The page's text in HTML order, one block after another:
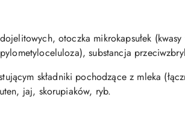
otoczka mikrokapsułek
substancja
składniki pochodzące z mleka
jaj, skorupiaków, ryb.